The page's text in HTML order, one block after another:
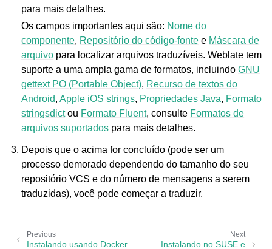
para mais detalhes.
Os campos importantes aqui são: Nome do
componente, Repositório do código-fonte e Máscara de
arquivo para localizar arquivos traduzíveis. Weblate tem
suporte a uma ampla gama de formatos, incluindoGNU
gettext PO (Portable Object), Recurso de textos do
Android,Apple iOS strings, Propriedades Java, Formato
stringsdictou Formato Fluent, consulte Formatos de
arquivos suportados para mais detalhes.
Depois que o acima for concluído (pode ser um
processo demorado dependendo do tamanho do seu
repositório VCS e do número de mensagens a serem
traduzidas), você pode começar a traduzir.
Next
Instalando no SUSE e
Previous
Instalando usando Docker